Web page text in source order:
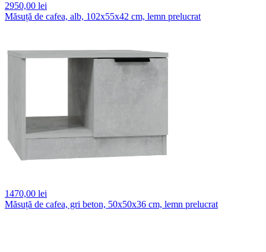
2950,00 lei
Măsuță de cafea, alb, 102x55x42 cm, lemn prelucrat
1470,00 lei
Măsuță de cafea, gri beton, 50x50x36 cm, lemn prelucrat